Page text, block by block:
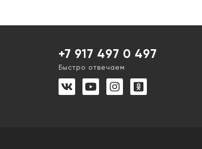
+7 917 497 0 497
Быстро отвечаем